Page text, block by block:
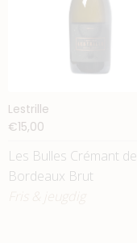
Lestrille
€15,00
Les Bulles Crémant de
Bordeaux Brut